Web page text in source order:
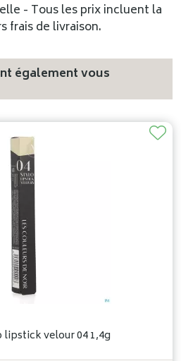
- Tous les prix incluent la
frais de livraison.
également vous
lipstick velour 04 1,4g